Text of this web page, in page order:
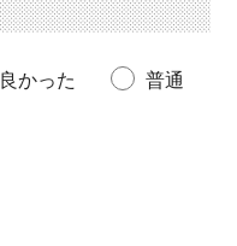
良かった 普通